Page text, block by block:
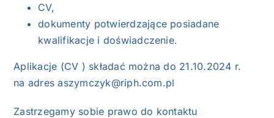
CV,
dokumenty potwierdzające posiadane
kwalifikacje i doświadczenie.
Aplikacje (CV ) składać można do 21.10.2024 r.
na adres aszymczyk@riph.com.pl
Zastrzegamy sobie prawo do kontaktu